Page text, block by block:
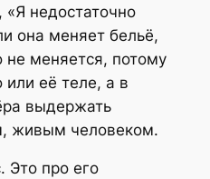
«Я недостаточно
она меняет бельё,
не меняется, потому
или её теле, а в
выдержать
живым человеком.
Это про его